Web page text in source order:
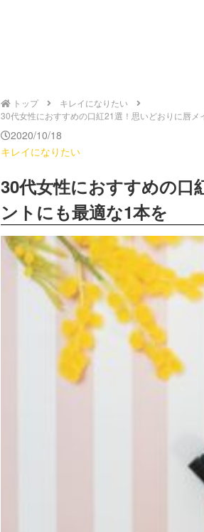
トップ
キレイになりたい
30代女性におすすめの口紅21選！思いどおりに唇
2020/10/18
キレイになりたい
30代女性におすすめの口
ントにも最適な1本を